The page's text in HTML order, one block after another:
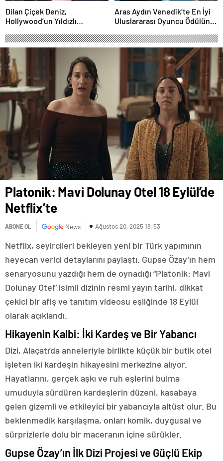
Dilan Çiçek Deniz,
Hollywood’un Yıldızlı
Aras Aydın Venedik’te En İyi
Uluslararası Oyuncu Ödülünü
Platonik: Mavi Dolunay Otel 18 Eylül’de
Netflix’te
ABONE OL News Ağustos 20, 2025 18:53
Netflix, seyircileri bekleyen yeni bir Türk yapımının
heyecan verici detaylarını paylaştı. Gupse Özay’ın hem
senaryosunu yazdığı hem de oynadığı “Platonik: Mavi
Dolunay Otel” isimli dizinin resmi yayın tarihi, dikkat
çekici bir afiş ve tanıtım videosu eşliğinde 18 Eylül
olarak açıklandı.
Hikayenin Kalbi: İki Kardeş ve Bir Yabancı
Dizi, Alaçatı’da anneleriyle birlikte küçük bir butik otel
işleten iki kardeşin hikayesini merkezine alıyor.
Hayatlarını, gerçek aşkı ve ruh eşlerini bulma
umuduyla sürdüren kardeşlerin düzeni, kasabaya
gelen gizemli ve etkileyici bir yabancıyla altüst olur. Bu
beklenmedik karşılaşma, onları komik, duygusal ve
sürprizlerle dolu bir maceranın içine sürükler.
Gupse Özay’ın İlk Dizi Projesi ve Güçlü Ekip